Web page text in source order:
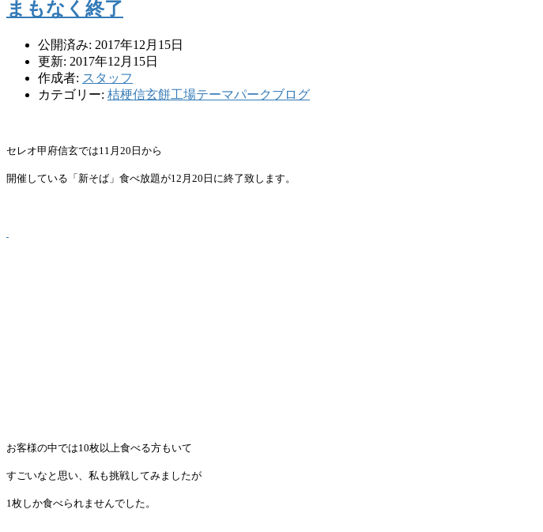
まもなく終了
公開済み: 2017年12月15日
更新: 2017年12月15日
作成者: スタッフ
カテゴリー: 桔梗信玄餅工場テーマパークブログ
セレオ甲府信玄では11 月 20 日から
開催している「新そば」食べ放題が12 月 20 日に終了致します。
お客様の中では10枚以上食べる方もいて
すごいなと思い、私も挑戦してみましたが
1枚しか食べられませんでした。